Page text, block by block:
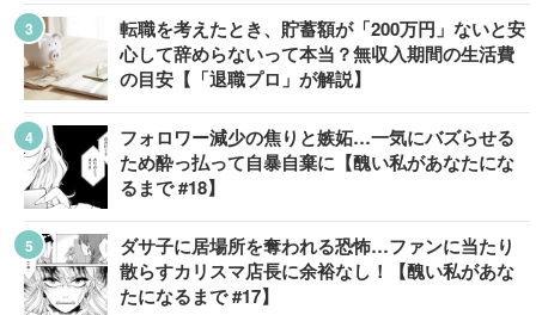
転職を考えたとき、貯蓄額が「200万円」ないと安
心して辞めらないって本当？無収入期間の生活費
の目安【「退職プロ」が解説】
フォロワー減少の焦りと嫉妬…一気にバズらせる
ため酔っ払って自暴自棄に【醜い私があなたにな
るまで #18】
ダサ子に居場所を奪われる恐怖…ファンに当たり
散らすカリスマ店長に余裕なし！【醜い私があな
たになるまで #17】